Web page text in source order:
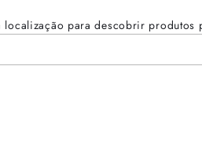
localização para descobrir produtos